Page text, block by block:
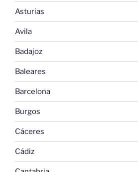
Asturias
Avila
Badajoz
Baleares
Barcelona
Burgos
Cáceres
Cádiz